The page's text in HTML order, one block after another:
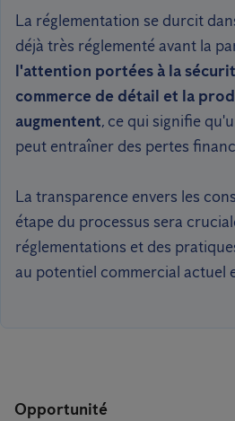
La réglementation se durcit
déjà très réglementé avant la
l'attention portées à la
commerce de détail et la
augmentent, ce qui signifie
peut entraîner des pertes
La transparence envers les
étape du processus sera
réglementations et des
au potentiel commercial actuel
Opportunité